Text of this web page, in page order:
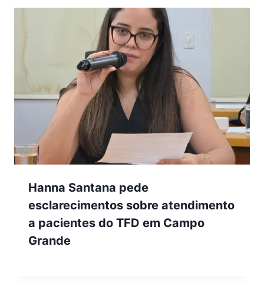
Hanna Santana pede
esclarecimentos sobre atendimento
a pacientes do TFD em Campo
Grande